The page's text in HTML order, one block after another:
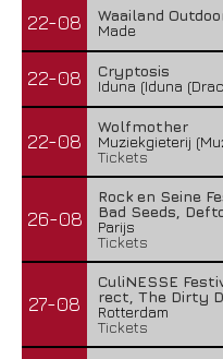
22-08
Waailand
Made
22-08
Cryptosis
Iduna (Iduna
22-08
Wolfmother
Muziekgieterij
Tickets
26-08
Rock en Seine
Bad Seeds,
Parijs
Tickets
27-08
CuliNESSE
rect, The Dirty
Rotterdam
Tickets